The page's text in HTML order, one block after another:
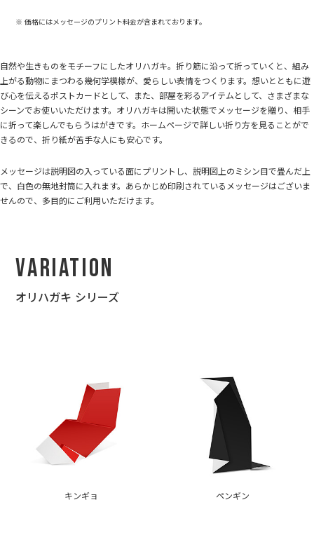
※ 価格にはメッセージのプリント料金が含まれております。
自然や生きものをモチーフにしたオリハガキ。折り筋に沿って折っていくと、組み
上がる動物にまつわる幾何学模様が、愛らしい表情をつくります。想いとともに遊
び心を伝えるポストカードとして、また、部屋を彩るアイテムとして、さまざまな
シーンでお使いいただけます。オリハガキは開いた状態でメッセージを贈り、相手
に折って楽しんでもらうはがきです。ホームページで詳しい折り方を見ることがで
きるので、折り紙が苦手な人にも安心です。
メッセージは説明図の入っている面にプリントし、説明図上のミシン目で畳んだ上
で、白色の無地封筒に入れます。あらかじめ印刷されているメッセージはございま
せんので、多目的にご利用いただけます。
Variation
オリハガキ シリーズ
キンギョ ペンギン